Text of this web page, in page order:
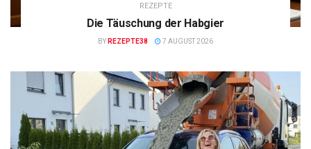
REZEPTE
Die Täuschung der Habgier
BY REZEPTE38 7 AUGUST 2026